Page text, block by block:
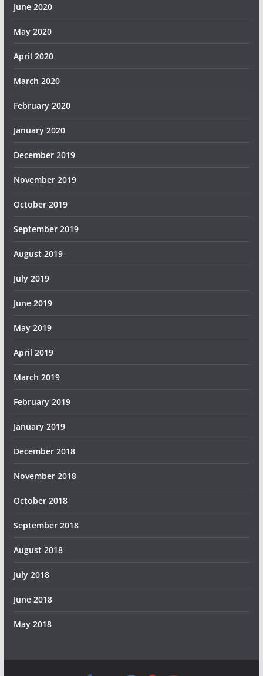
June 2020
May 2020
April 2020
March 2020
February 2020
January 2020
December 2019
November 2019
October 2019
September 2019
August 2019
July 2019
June 2019
May 2019
April 2019
March 2019
February 2019
January 2019
December 2018
November 2018
October 2018
September 2018
August 2018
July 2018
June 2018
May 2018